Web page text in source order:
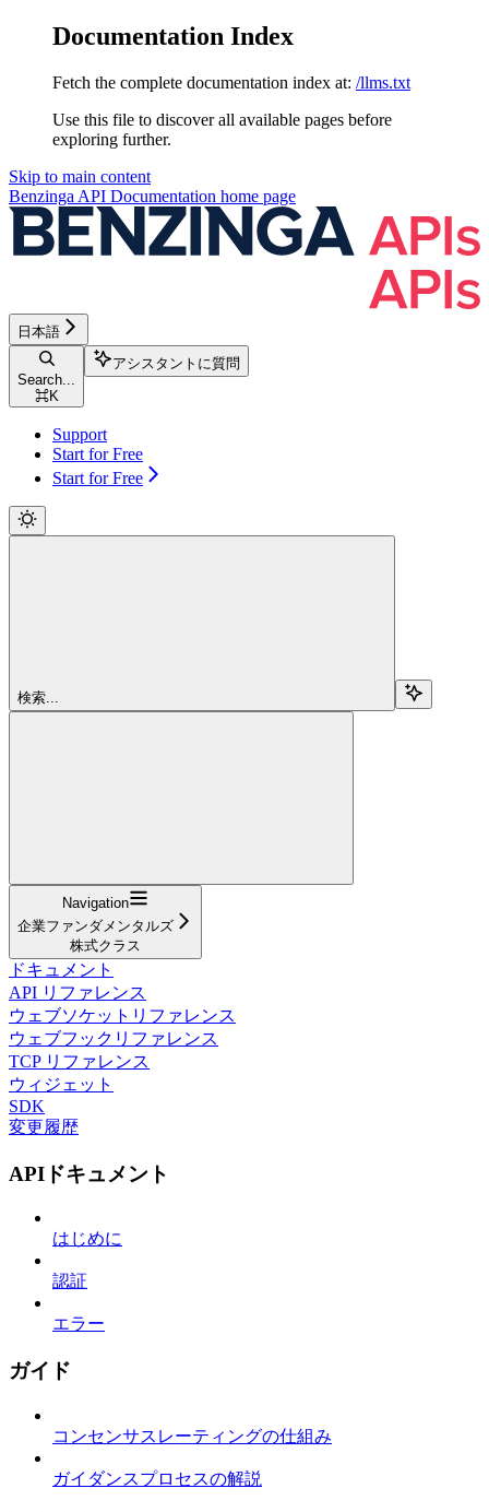
Documentation Index
Fetch the complete documentation index at: /llms.txt
Use this file to discover all available pages before
exploring further.
Skip to main content
Benzinga API Documentation home page
日本語
Search...
⌘K
アシスタントに質問
Support
Start for Free
Start for Free
検索...
Navigation
企業ファンダメンタルズ
株式クラス
ドキュメント
API リファレンス
ウェブソケットリファレンス
ウェブフックリファレンス
TCP リファレンス
ウィジェット
SDK
変更履歴
APIドキュメント
はじめに
認証
エラー
ガイド
コンセンサスレーティングの仕組み
ガイダンスプロセスの解説